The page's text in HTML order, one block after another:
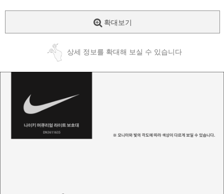
확대보기
상세 정보를 확대해 보실 수 있습니다